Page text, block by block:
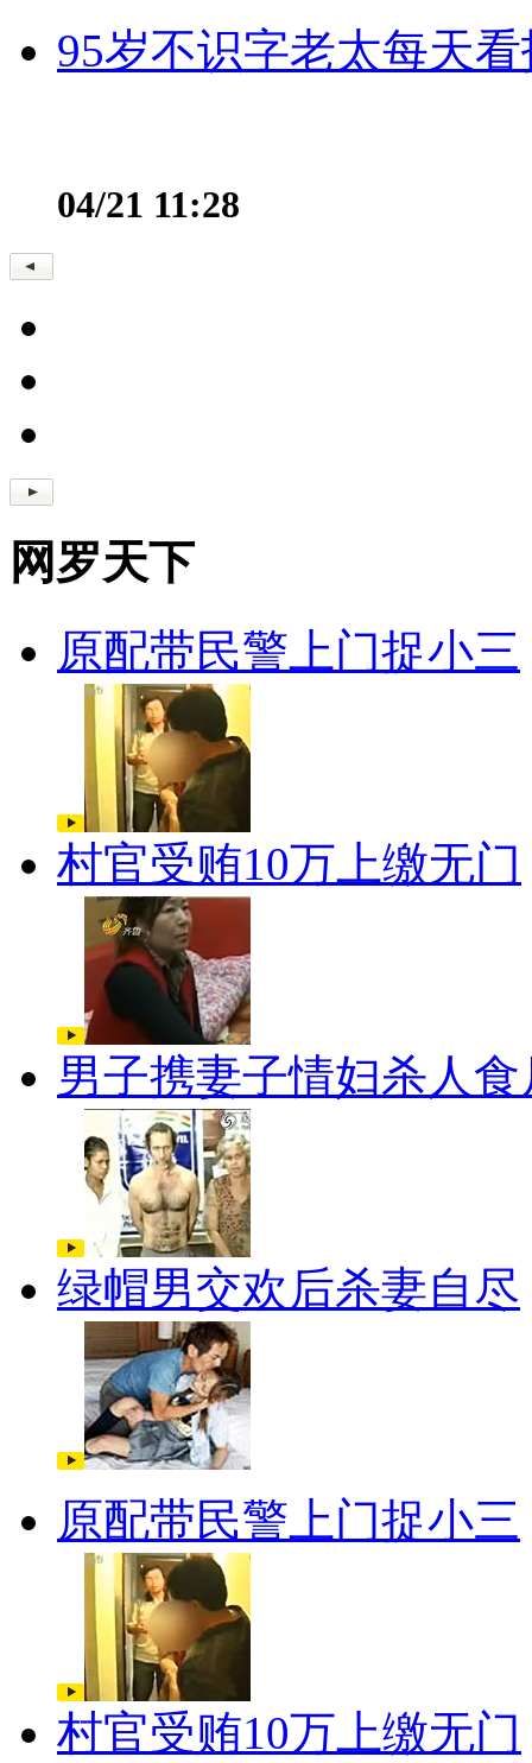
95岁不识字老太每天
04/21 11:28
网罗天下
原配带民警上门捉小三
村官受贿10万上缴无门
男子携妻子情妇杀人食
绿帽男交欢后杀妻自尽
原配带民警上门捉小三
村官受贿10万上缴无门